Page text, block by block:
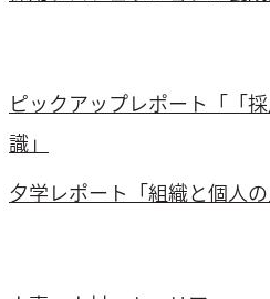
ピックアップレポート「「
識」
夕学レポート「組織と個人の